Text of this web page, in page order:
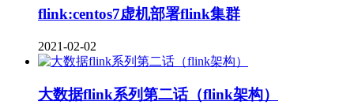
flink:centos7虚机部署flink集群
2021-02-02
大数据flink系列第二话（flink架构）